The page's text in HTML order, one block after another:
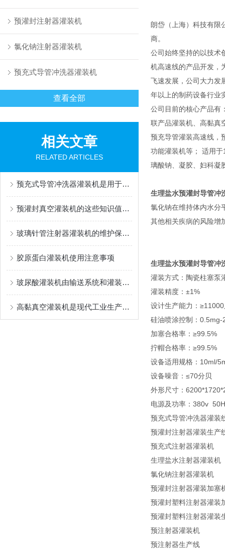
预灌封注射器灌装机
氯化钠注射器灌装机
预充式导管冲洗器灌装机
查看全部
相关文章
RELATED ARTICLES
预充式导管冲洗器灌装机是用于灌装生物医药制品的设备
预灌封真空灌装机的这些知识值得我们学习
玻璃针管注射器灌装机的维护保养方法
胶原蛋白灌装机使用注意事项
玻尿酸灌装机由输送系统和灌装系统组成
高黏真空灌装机是现代工业生产中的重要设备
朗岱（上海）科技有限
商。
公司始终坚持的以技术
机高速线的产品开发，
飞速发展，公司大力发
年以上的制药设备行业
公司目前的核心产品有
联产品灌装机、高黏真
预充导管灌装高速线，
功能灌装机等； 适用
璃酸钠、凝胶、妇科凝
生理盐水预灌封导管冲
氯化钠在维持体内水分
其他相关疾病的风险增
生理盐水预灌封导管冲
灌装方式：陶瓷柱塞泵
灌装精度：±1%
设计生产能力：
硅油喷涂控制：
加塞合格率：≥99.5%
拧帽合格率：≥99.5%
设备适用规格：10ml/
设备噪音：≤70分贝
外形尺寸：
电源及功率：380v
预充式导管冲洗器灌装
预灌封注射器灌装生产
预充式注射器灌装机
生理盐水注射器灌装机
氯化钠注射器灌装机
预灌封注射器灌装加塞
预灌封塑料注射器灌装
预灌封塑料注射器灌装
预注射器灌装机
预注射器生产线